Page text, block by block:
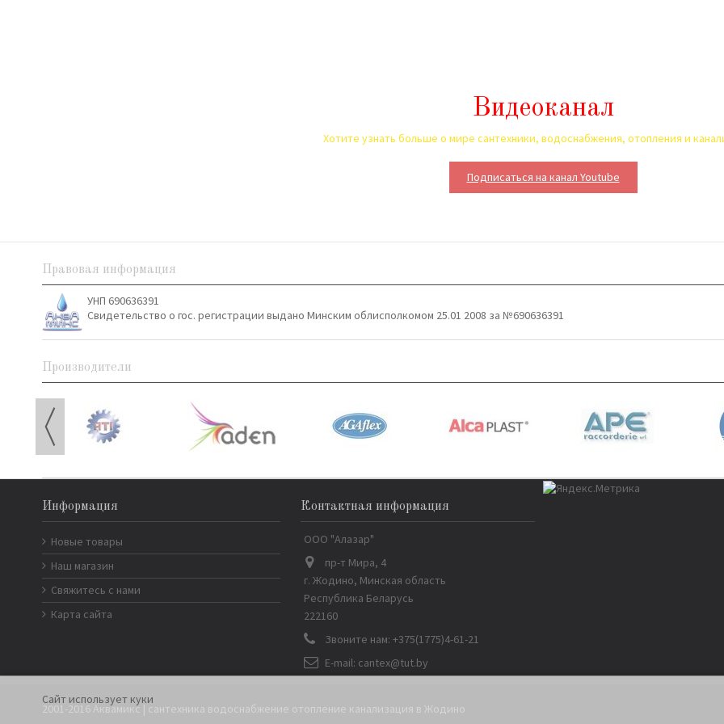
Видеоканал
Хотите узнать больше о мире сантехники, водоснабжения, отопления и
Подписаться на канал Youtube
Правовая информация
УНП 690636391
Свидетельство о гос. регистрации выдано Минским облисполкомом 25.01 2008 за №690636391
Производители
Информация
Новые товары
Наш магазин
Свяжитесь с нами
Карта сайта
Контактная информация
ООО "Алазар"
пр-т Мира, 4
г. Жодино, Минская область
Республика Беларусь
222160
Звоните нам: +375(1775)4-61-21
E-mail: cantex@tut.by
2001-2016 Аквамикс | сантехника водоснабжение отопление канализация в Жодино
Сайт использует куки